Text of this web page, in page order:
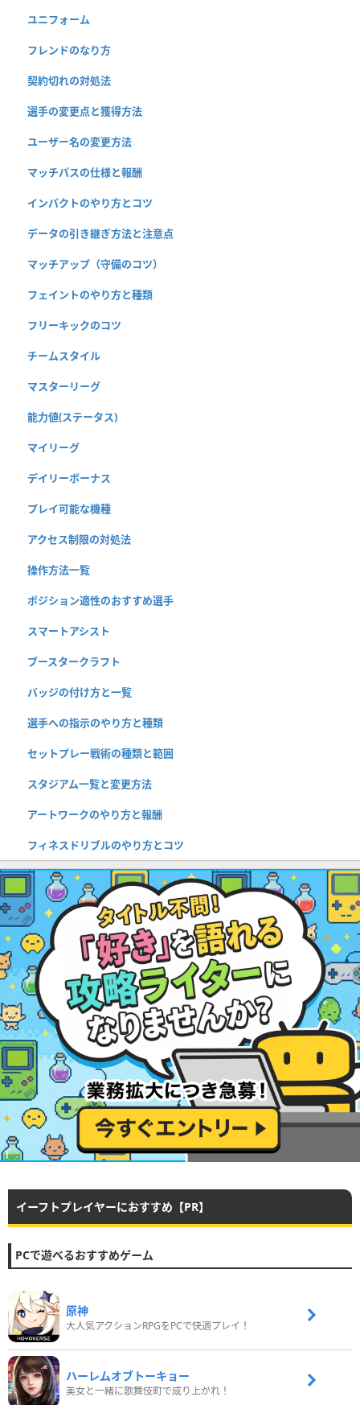
ユニフォーム
フレンドのなり方
契約切れの対処法
選手の変更点と獲得方法
ユーザー名の変更方法
マッチパスの仕様と報酬
インパクトのやり方とコツ
データの引き継ぎ方法と注意点
マッチアップ（守備のコツ）
フェイントのやり方と種類
フリーキックのコツ
チームスタイル
マスターリーグ
能力値(ステータス)
マイリーグ
デイリーボーナス
プレイ可能な機種
アクセス制限の対処法
操作方法一覧
ポジション適性のおすすめ選手
スマートアシスト
ブースタークラフト
バッジの付け方と一覧
選手への指示のやり方と種類
セットプレー戦術の種類と範囲
スタジアム一覧と変更方法
アートワークのやり方と報酬
フィネスドリブルのやり方とコツ
イーフトプレイヤーにおすすめ【PR】
PCで遊べるおすすめゲーム
原神
大人気アクションRPGをPCで快適プレイ！
ハーレムオブトーキョー
美女と一緒に歌舞伎町で成り上がれ！